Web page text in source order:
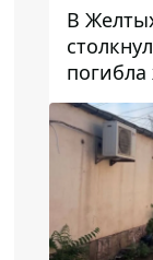
В